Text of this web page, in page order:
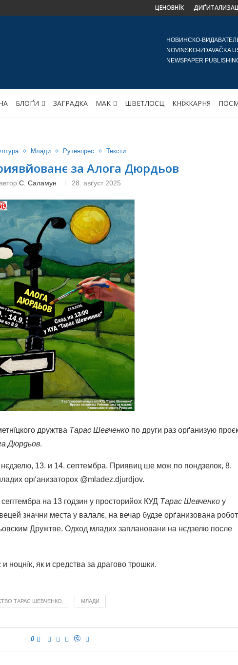
ЦЕНОВНЇК
НОВИНСКО-
NOVINSKO-IZDAVAČKA
NEWSPAPER
БЛОҐИ ЗАГРАДКА МАK ШВЕТЛОСЦ KНЇЖКАРНЯ
Млади Рутенпрес Тексти
за Алога Дюрдьов
С. Саламун 28. авґуст 2025
дружтва Тарас Шевченко по други раз орґанизую
Дюрдьов.
нєдзелю, 13. и 14. септембра. Приявиц ше мож по пондзелок, 8.
орґанизаторох @mladez.djurdjov.
на 13 годзин у просторийох КУД Тарас Шевченко у
значни места у валалє, на вечар будзе орґанизована
Дружтве. Одход младих заплановани на нєдзелю после
ноцнїк, як и средства за драгово трошки.
ТАРАС ШЕВЧЕНКО МЛАДИ
0